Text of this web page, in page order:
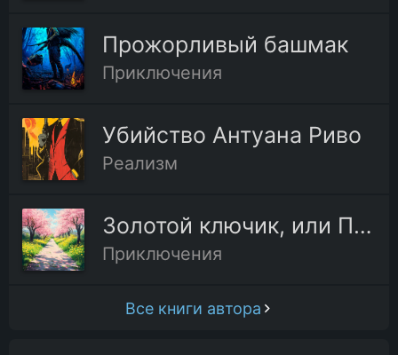
Прожорливый башмак
Приключения
Убийство Антуана Риво
Реализм
Золотой ключик, или Приключения Буратино
Приключения
Все книги автора